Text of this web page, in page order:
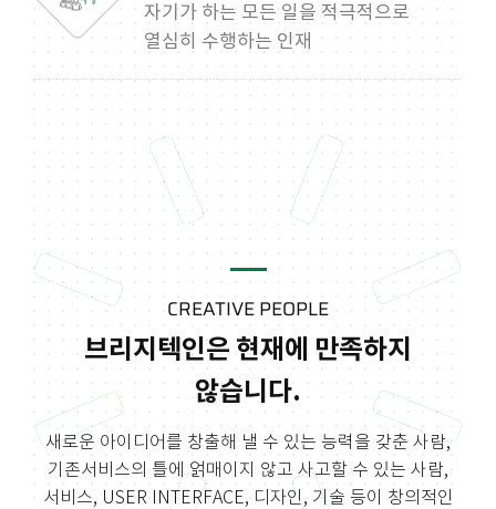
자기가 하는 모든 일을 적극적으로
열심히 수행하는 인재
CREATIVE PEOPLE
브리지텍인은 현재에 만족하지
않습니다.
새로운 아이디어를 창출해 낼 수 있는 능력을 갖춘 사람,
기존서비스의 틀에 얽매이지 않고 사고할 수 있는 사람,
서비스, USER INTERFACE, 디자인, 기술 등이 창의적인